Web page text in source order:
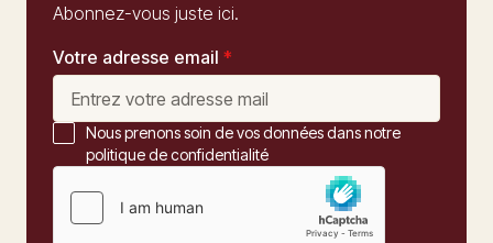
Abonnez-vous juste ici.
Votre adresse email *
Nous prenons soin de vos données dans notre
politique de confidentialité